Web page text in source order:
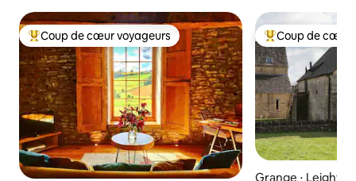
Coups de cœur voyageurs les plus appréciés
Coup de cœur voyageurs Coups de cœur
Coup de cœur
Grange ⋅